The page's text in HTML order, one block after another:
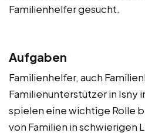
Familienhelfer gesucht.
Aufgaben
Familienhelfer, auch
Familienunterstützer in Isny
spielen eine wichtige Rolle
von Familien in schwierigen